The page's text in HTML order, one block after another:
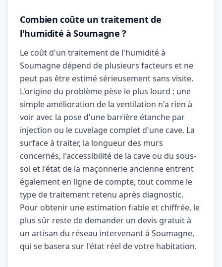
Combien coûte un traitement de
l'humidité à Soumagne ?
Le coût d'un traitement de l'humidité à
Soumagne dépend de plusieurs facteurs et ne
peut pas être estimé sérieusement sans visite.
L'origine du problème pèse le plus lourd : une
simple amélioration de la ventilation n'a rien à
voir avec la pose d'une barrière étanche par
injection ou le cuvelage complet d'une cave. La
surface à traiter, la longueur des murs
concernés, l'accessibilité de la cave ou du sous-
sol et l'état de la maçonnerie ancienne entrent
également en ligne de compte, tout comme le
type de traitement retenu après diagnostic.
Pour obtenir une estimation fiable et chiffrée, le
plus sûr reste de demander un devis gratuit à
un artisan du réseau intervenant à Soumagne,
qui se basera sur l'état réel de votre habitation.